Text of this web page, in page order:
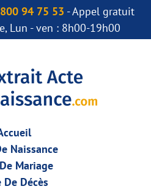
94 75 53 - Appel gratuit
Lun - ven : 8h00-19h00
Naissance
Mariage
De Décès